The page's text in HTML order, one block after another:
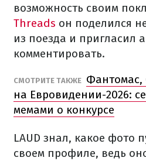
возможность своим
Threads он поделился
из поезда и пригласил
комментировать.
СМОТРИТЕ ТАКЖЕ Фантомас,
на Евровидении-2026:
мемами о конкурсе
LAUD знал, какое фото
своем профиле, ведь